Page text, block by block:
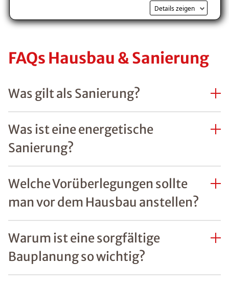
Details zeigen
FAQs Hausbau & Sanierung
Was gilt als Sanierung?
Was ist eine energetische
Sanierung?
Welche Vorüberlegungen sollte
man vor dem Hausbau anstellen?
Warum ist eine sorgfältige
Bauplanung so wichtig?